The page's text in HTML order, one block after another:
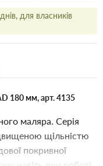
для власників
180 мм, арт. 4135
маляра. Серія
щільністю
покривної